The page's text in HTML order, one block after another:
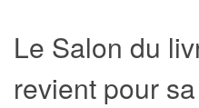
Le Salon du
revient pour